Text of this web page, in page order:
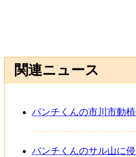
関連ニュース
パンチくんの市川市動
パンチくんのサル山に